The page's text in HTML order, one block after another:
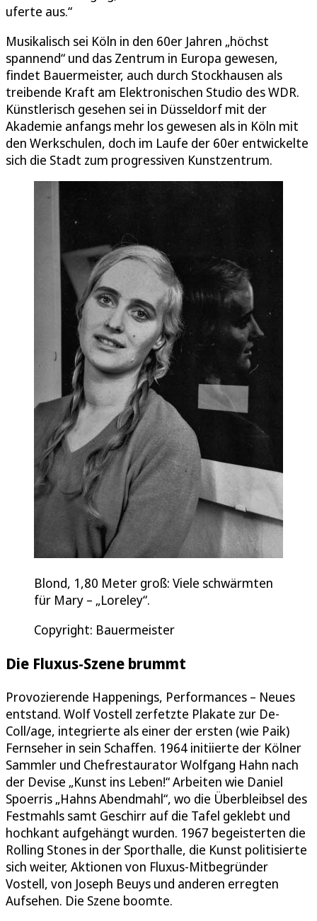
uferte aus.“
Musikalisch sei Köln in den 60er Jahren „höchst
spannend“ und das Zentrum in Europa gewesen,
findet Bauermeister, auch durch Stockhausen als
treibende Kraft am Elektronischen Studio des WDR.
Künstlerisch gesehen sei in Düsseldorf mit der
Akademie anfangs mehr los gewesen als in Köln mit
den Werkschulen, doch im Laufe der 60er entwickelte
sich die Stadt zum progressiven Kunstzentrum.
Blond, 1,80 Meter groß: Viele schwärmten
für Mary – „Loreley“.
Copyright: Bauermeister
Die Fluxus-Szene brummt
Provozierende Happenings, Performances – Neues
entstand. Wolf Vostell zerfetzte Plakate zur De-
Coll/age, integrierte als einer der ersten (wie Paik)
Fernseher in sein Schaffen. 1964 initiierte der Kölner
Sammler und Chefrestaurator Wolfgang Hahn nach
der Devise „Kunst ins Leben!“ Arbeiten wie Daniel
Spoerris „Hahns Abendmahl“, wo die Überbleibsel des
Festmahls samt Geschirr auf die Tafel geklebt und
hochkant aufgehängt wurden. 1967 begeisterten die
Rolling Stones in der Sporthalle, die Kunst politisierte
sich weiter, Aktionen von Fluxus-Mitbegründer
Vostell, von Joseph Beuys und anderen erregten
Aufsehen. Die Szene boomte.